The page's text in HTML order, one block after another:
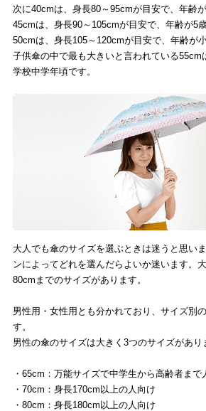
次に40cmは、身長80～95cmが目安で、年齢
45cmは、身長90～105cmが目安で、年齢が5
50cmは、身長105～120cmが目安で、年齢が
子供傘の中で最も大きいと言われている55cm
学校中学年頃です。
大人でも傘のサイズを選ぶときは迷うと思い
ンによってどれを選んだらよいか迷います。
80cmまでのサイズがあります。
男性用・女性用とも分かれており、サイズ別
す。
男性の傘のサイズは大きく3つのサイズがあり
・65cm：万能サイズで中学生から高齢者まで
・70cm：身長170cm以上の人向け
・80cm：身長180cm以上の人向け